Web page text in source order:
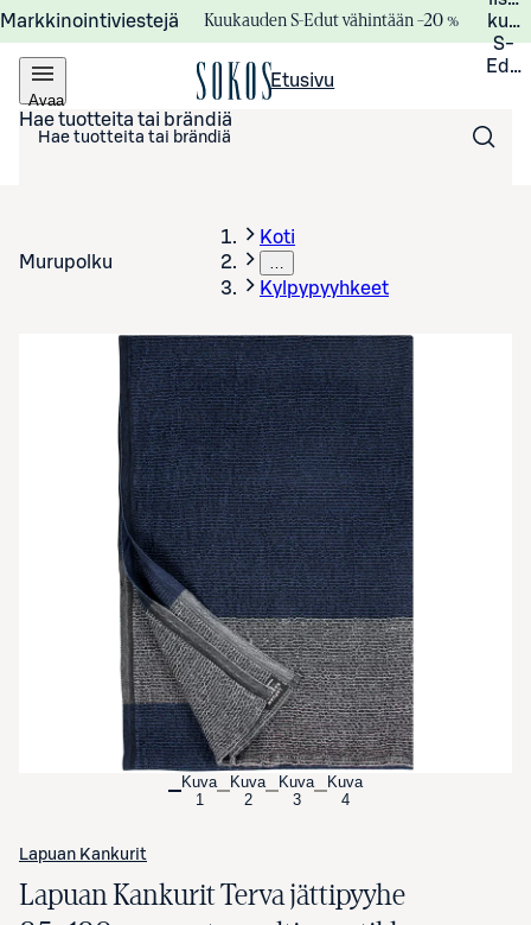
Markkinointiviestejä Kuukauden S-Edut vähintään –20 %
S-
Avaa
valikko
Etusivu
Hae tuotteita tai brändiä
Murupolku
Koti
…
Kylpypyyhkeet
Avaa tuotekuva suurennettuna
Kuva
1
Kuva
2
Kuva
3
Kuva
4
Lapuan Kankurit
Lapuan Kankurit Terva jättipyyhe